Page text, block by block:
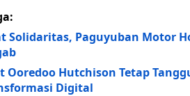
Solidaritas, Paguyuban Motor
Ooredoo Hutchison Tetap
Digital